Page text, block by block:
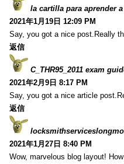
la cartilla para aprender
2021年1月19日 12:09 PM
Say, you got a nice post.Really
返信
C_THR95_2011 exam
2021年2月9日 8:17 PM
Say, you got a nice article
返信
2021年1月27日 8:40 PM
Wow, marvelous blog layout!